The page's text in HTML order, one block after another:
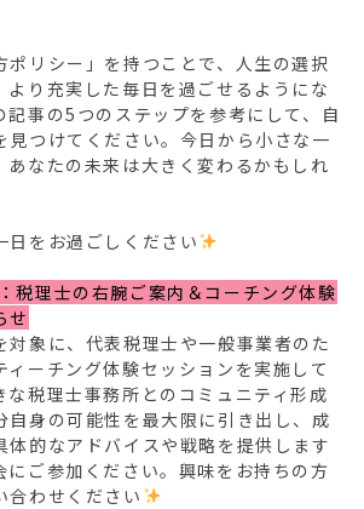
ポリシー」を持つことで、人生の選択
より充実した毎日を過ごせるようにな
記事の5つのステップを参考にして、自
見つけてください。今日から小さな一
あなたの未来は大きく変わるかもしれ
日をお過ごしください
税理士の右腕ご案内＆コーチング体験
せ
対象に、代表税理士や一般事業者のた
ィーチング体験セッションを実施して
な税理士事務所とのコミュニティ形成
自身の可能性を最大限に引き出し、成
体的なアドバイスや戦略を提供します
にご参加ください。興味をお持ちの方
合わせください